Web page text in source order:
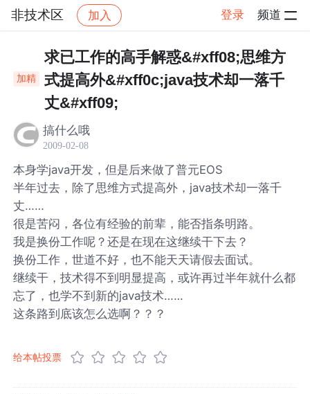
非技术区 加入 登录 频道
非技术区 帖子详情
加精
求已工作的高手解惑&#xff08;思维方
式提高外&#xff0c;java技术却一落千
丈&#xff09;
搞什么哦
2009-02-08
本身学java开发，但是后来做了普元EOS
半年过去，除了思维方式提高外，java技术却一落千
丈……
很是苦闷，各位有经验的前辈，能否指条明路。
我是换份工作呢？还是在现在这继续干下去？
换份工作，世道不好，也不能天天请假去面试。
继续干，技术得不到明显提高，或许再过半年就什么都
忘了，也学不到新的java技术……
这条路到底该怎么选啊？？？
给本帖投票